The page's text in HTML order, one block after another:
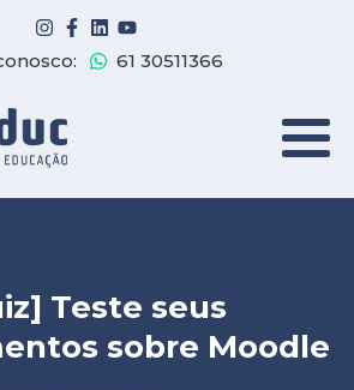
61 30511366
Teste seus
sobre Moodle